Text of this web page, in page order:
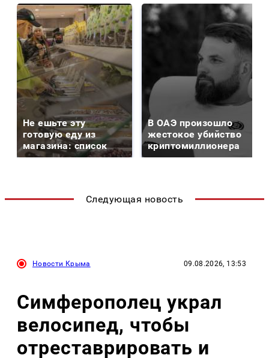
Не ешьте эту
готовую еду из
магазина: список
В ОАЭ произошло
жестокое убийство
криптомиллионера
Следующая новость
Новости Крыма 09.08.2026, 13:53
Симферополец украл
велосипед, чтобы
отреставрировать и